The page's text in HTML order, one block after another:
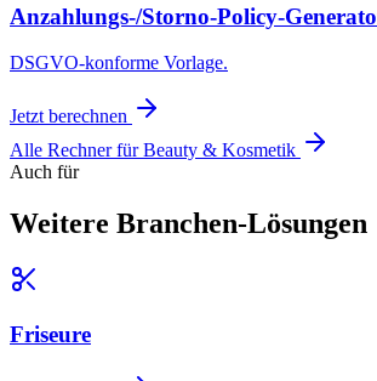
Anzahlungs-/Storno-Policy-
DSGVO-konforme Vorlage.
Jetzt berechnen
Alle Rechner fürBeauty & Kosmetik
Auch für
Weitere Branchen-Lösungen
Friseure